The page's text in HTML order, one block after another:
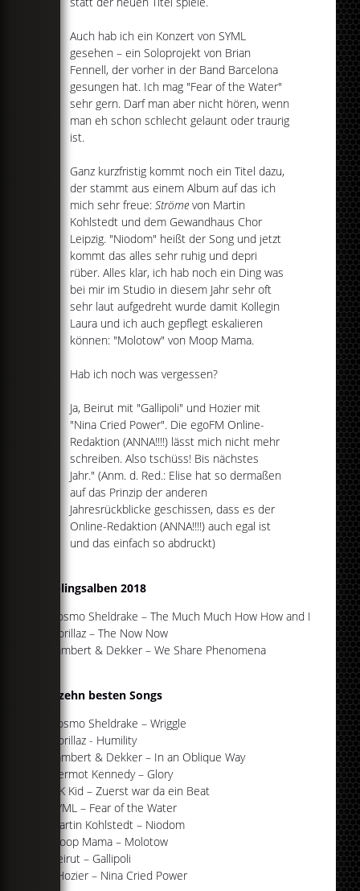
Auch hab ich ein Konzert von SYML
gesehen – ein Soloprojekt von Brian
Fennell, der vorher in der Band Barcelona
gesungen hat. Ich mag "Fear of the Water"
sehr gern. Darf man aber nicht hören, wenn
man eh schon schlecht gelaunt oder traurig
ist.
Ganz kurzfristig kommt noch ein Titel dazu,
der stammt aus einem Album auf das ich
mich sehr freue:Ströme von Martin
Kohlstedt und dem Gewandhaus Chor
Leipzig. "Niodom" heißt der Song und jetzt
kommt das alles sehr ruhig und depri
rüber. Alles klar, ich hab noch ein Ding was
bei mir im Studio in diesem Jahr sehr oft
sehr laut aufgedreht wurde damit Kollegin
Laura und ich auch gepflegt eskalieren
können: "Molotow" von Moop Mama.
Hab ich noch was vergessen?
Ja, Beirut mit "Gallipoli" und Hozier mit
"Nina Cried Power". Die egoFM Online-
Redaktion (ANNA!!!!) lässt mich nicht mehr
schreiben. Also tschüss! Bis nächstes
Jahr." (Anm. d. Red.: Elise hat so dermaßen
auf das Prinzip der anderen
Jahresrückblicke geschissen, dass es der
Online-Redaktion (ANNA!!!!) auch egal ist
und das einfach so abdruckt)
Lieblingsalben 2018
Cosmo Sheldrake – The Much Much How How and I
Gorillaz – The Now Now
Lambert & Dekker – We Share Phenomena
Die zehn besten Songs
Cosmo Sheldrake – Wriggle
Gorillaz - Humility
Lambert & Dekker – In an Oblique Way
Dermot Kennedy – Glory
OK Kid – Zuerst war da ein Beat
SYML – Fear of the Water
Martin Kohlstedt – Niodom
Moop Mama – Molotow
Beirut – Gallipoli
Hozier – Nina Cried Power